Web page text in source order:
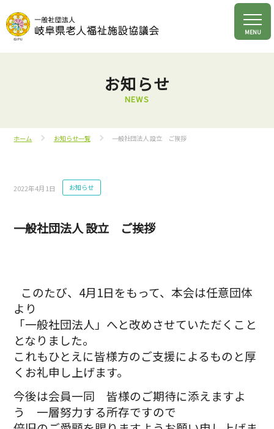
お知らせ
NEWS
ホーム お知らせ一覧 一般社団法人 設立 ご挨拶
2022年4月1日 お知らせ
一般社団法人 設立 ご挨拶
このたび、4月1日をもって、本会は任意団体
より
「一般社団法人」へと改めさせていただくこと
となりました。
これもひとえに皆様方のご支援によるものと厚
くお礼申し上げます。
今後は会員一同 皆様のご期待に添えますよ
う 一層努力する所存ですので